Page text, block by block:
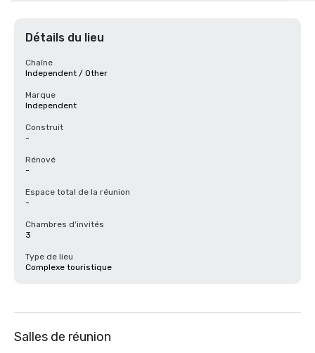
Détails du lieu
Chaîne
Independent / Other
Marque
Independent
Construit
-
Rénové
-
Espace total de la réunion
-
Chambres d'invités
3
Type de lieu
Complexe touristique
Salles de réunion